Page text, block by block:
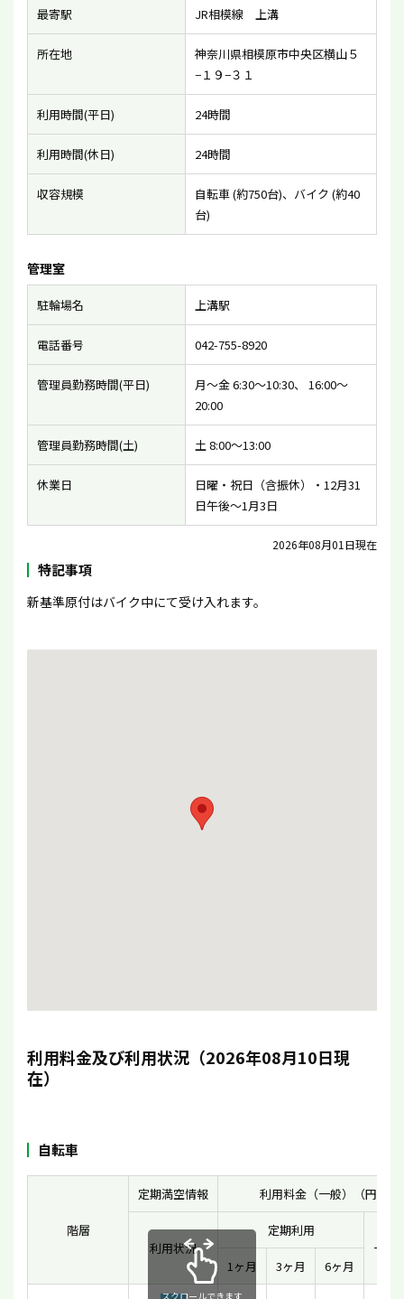
最寄駅 JR相模線 上溝
所在地
神奈川県相模原市中央区横山５
−１９−３１
利用時間(平日) 24時間
利用時間(休日) 24時間
収容規模
自転車 (約750台)、バイク (約40
台)
管理室
駐輪場名 上溝駅
電話番号 042-755-8920
管理員勤務時間(平日)
月〜金 6:30〜10:30、 16:00〜
20:00
管理員勤務時間(土) 土 8:00〜13:00
休業日
日曜・祝日（含振休）・12月31
日午後〜1月3日
2026年08月01日現在
特記事項
新基準原付はバイク中にて受け入れます。
利用料金及び利用状況（2026年08月10日現
在）
自転車
階層
定期満空情報 利用料金（一般）（円）
利用状況
定期利用
一時
1ヶ月
3ヶ月 6ヶ月
スクロールできます